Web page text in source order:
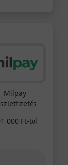
Milpay
000 Ft-tól